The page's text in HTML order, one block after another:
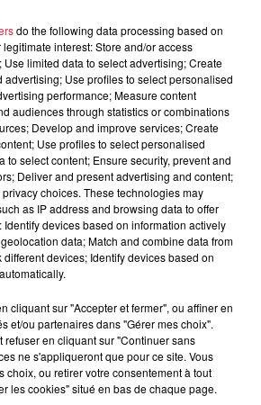
do the following data processing based on
interest: Store and/or access
limited data to select advertising; Create
Use profiles to select personalised
performance; Measure content
audiences through statistics or combinations
Develop and improve services; Create
Use profiles to select personalised
to select content; Ensure security, prevent and
Deliver and present advertising and content;
choices. These technologies may
as IP address and browsing data to offer
devices based on information actively
data; Match and combine data from
devices; Identify devices based on
cliquant sur "Accepter et fermer", ou affiner en
et/ou partenaires dans "Gérer mes choix".
refuser en cliquant sur "Continuer sans
ne s'appliqueront que pour ce site. Vous
choix, ou retirer votre consentement à tout
les cookies" situé en bas de chaque page.